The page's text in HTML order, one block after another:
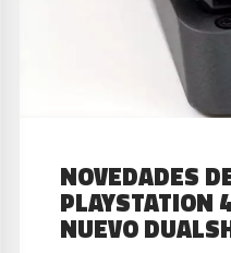
NOVEDADES
PLAYSTATION
NUEVO